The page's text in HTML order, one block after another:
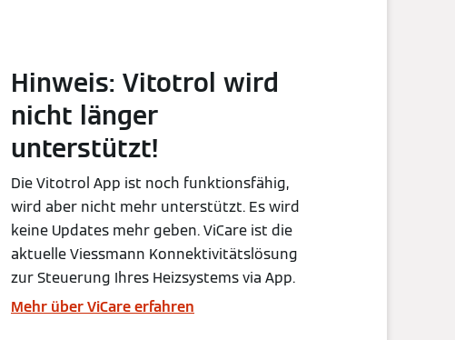
Hinweis: Vitotrol wird
nicht länger
unterstützt!
Die Vitotrol App ist noch funktionsfähig,
wird aber nicht mehr unterstützt. Es wird
keine Updates mehr geben. ViCare ist die
aktuelle Viessmann Konnektivitätslösung
zur Steuerung Ihres Heizsystems via App.
Mehr über ViCare erfahren